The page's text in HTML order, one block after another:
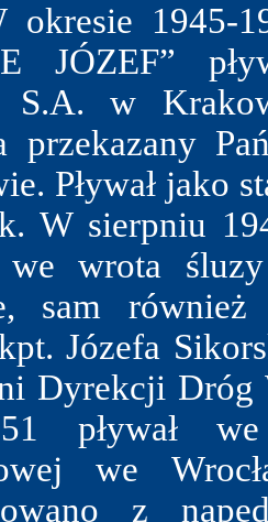
1945-
JÓZEF”
S.A. w
przekazany
Pływał jako
W sierpniu
we wrota
sam
Józefa
Dyrekcji Dróg
pływał
we
z